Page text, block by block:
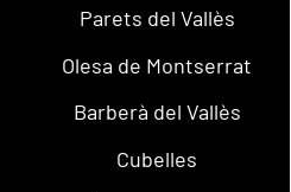
Parets del Vallès
Olesa de Montserrat
Barberà del Vallès
Cubelles